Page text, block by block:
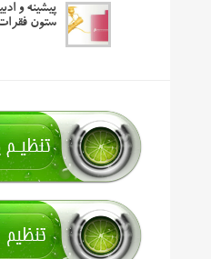
پیشینه و
ستون فقرات